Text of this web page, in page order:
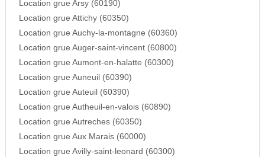
Location grue Arsy (60190)
Location grue Attichy (60350)
Location grue Auchy-la-montagne (60360)
Location grue Auger-saint-vincent (60800)
Location grue Aumont-en-halatte (60300)
Location grue Auneuil (60390)
Location grue Auteuil (60390)
Location grue Autheuil-en-valois (60890)
Location grue Autreches (60350)
Location grue Aux Marais (60000)
Location grue Avilly-saint-leonard (60300)